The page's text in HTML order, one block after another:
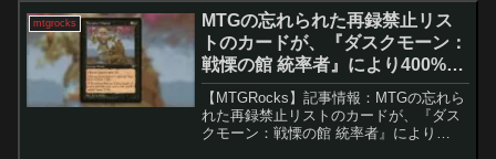
ザリング（MTG）の100回目の拡張セッ
トで、ワイル...
mtgrocks
MTGの忘れられた再録禁止リス
トのカードが、『ダスクモーン：
戦慄の館 統率者』により400%の
価格上昇を見る。 – マジック：
ザ・ギャザリング
【MTGRocks】記事情報：MTGの忘れら
れた再録禁止リストのカードが、『ダス
クモーン：戦慄の館 統率者』により